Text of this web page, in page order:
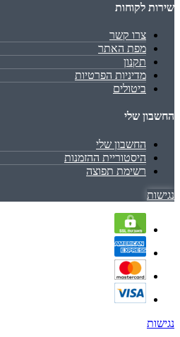
שירות לקוחות
צרו קשר
מפת האתר
תקנון
מדיניות הפרטיות
ביטולים
החשבון שלי
החשבון שלי
היסטוריית ההזמנות
רשימת תפוצה
נגישות
נגישות